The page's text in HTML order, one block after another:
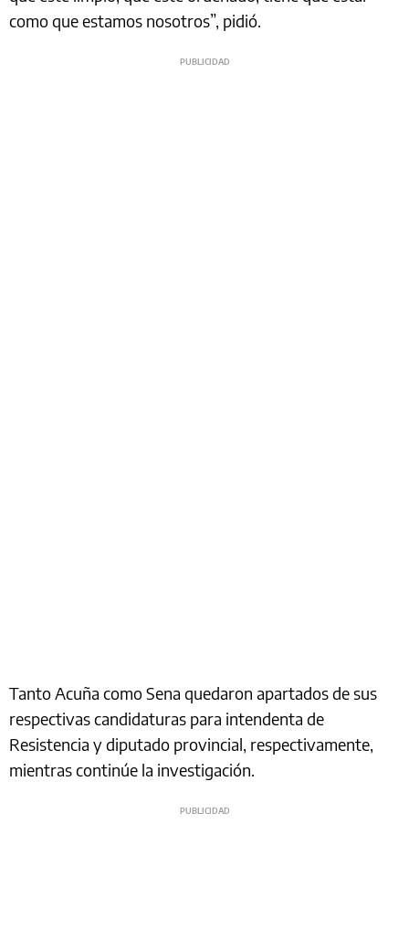
como que estamos nosotros”, pidió.
Tanto Acuña como Sena quedaron apartados de sus
respectivas candidaturas para intendenta de
Resistencia y diputado provincial, respectivamente,
mientras continúe la investigación.